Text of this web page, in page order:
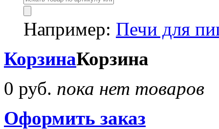
Например: Печи для
КорзинаКорзина
0 руб. пока нет товаров
Оформить заказ